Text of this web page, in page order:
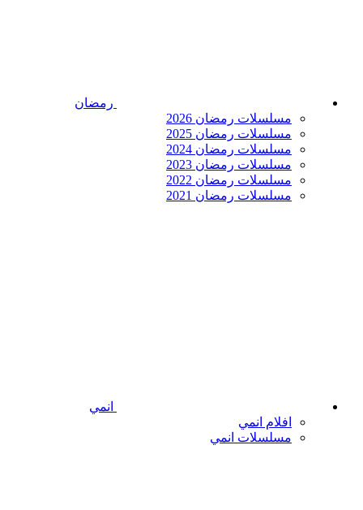
رمضان
مسلسلات رمضان 2026
مسلسلات رمضان 2025
مسلسلات رمضان 2024
مسلسلات رمضان 2023
مسلسلات رمضان 2022
مسلسلات رمضان 2021
انمي
افلام انمي
مسلسلات انمي